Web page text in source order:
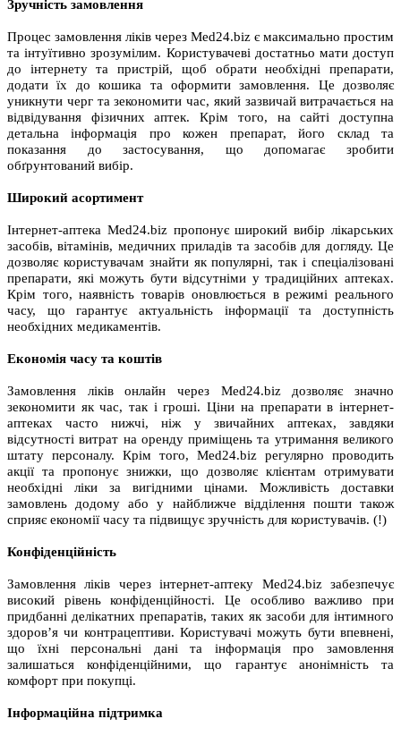
Зручність замовлення
Процес замовлення ліків через Med24.biz є максимально простим
та інтуїтивно зрозумілим. Користувачеві достатньо мати доступ
до інтернету та пристрій, щоб обрати необхідні препарати,
додати їх до кошика та оформити замовлення. Це дозволяє
уникнути черг та зекономити час, який зазвичай витрачається на
відвідування фізичних аптек. Крім того, на сайті доступна
детальна інформація про кожен препарат, його склад та
показання до застосування, що допомагає зробити
обґрунтований вибір.
Широкий асортимент
Інтернет-аптека Med24.biz пропонує широкий вибір лікарських
засобів, вітамінів, медичних приладів та засобів для догляду. Це
дозволяє користувачам знайти як популярні, так і спеціалізовані
препарати, які можуть бути відсутніми у традиційних аптеках.
Крім того, наявність товарів оновлюється в режимі реального
часу, що гарантує актуальність інформації та доступність
необхідних медикаментів.
Економія часу та коштів
Замовлення ліків онлайн через Med24.biz дозволяє значно
зекономити як час, так і гроші. Ціни на препарати в інтернет-
аптеках часто нижчі, ніж у звичайних аптеках, завдяки
відсутності витрат на оренду приміщень та утримання великого
штату персоналу. Крім того, Med24.biz регулярно проводить
акції та пропонує знижки, що дозволяє клієнтам отримувати
необхідні ліки за вигідними цінами. Можливість доставки
замовлень додому або у найближче відділення пошти також
сприяє економії часу та підвищує зручність для користувачів. (!)
Конфіденційність
Замовлення ліків через інтернет-аптеку Med24.biz забезпечує
високий рівень конфіденційності. Це особливо важливо при
придбанні делікатних препаратів, таких як засоби для інтимного
здоров’я чи контрацептиви. Користувачі можуть бути впевнені,
що їхні персональні дані та інформація про замовлення
залишаться конфіденційними, що гарантує анонімність та
комфорт при покупці.
Інформаційна підтримка